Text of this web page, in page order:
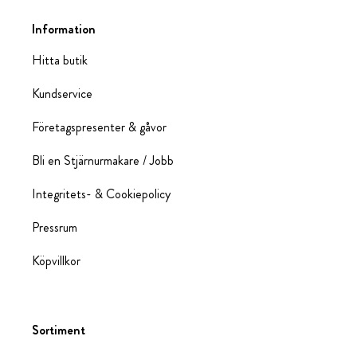
Information
Hitta butik
Kundservice
Företagspresenter & gåvor
Bli en Stjärnurmakare / Jobb
Integritets- & Cookiepolicy
Pressrum
Köpvillkor
Sortiment